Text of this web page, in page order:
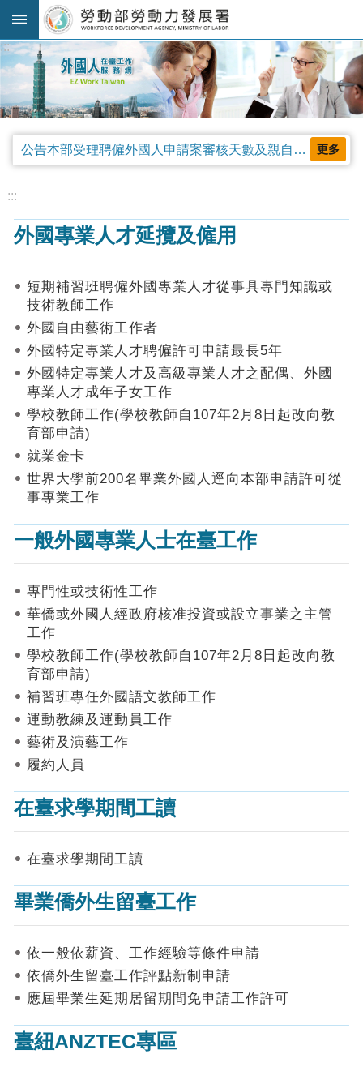
跳到主要內容區塊
進
階
搜
尋
規
公
告
及
釋
查
作
申
及
工
知
機
申
請
表
上
申
請
請
進
詢
見
答
統
:::
公告本部受理聘僱外國人申請案審核天數及親自領件相關事項，並自中華民國115年4月13日生效。 更多
:::
外國專業人才延攬及僱用
短期補習班聘僱外國專業人才從事具專門知識或
技術教師工作
外國自由藝術工作者
外國特定專業人才聘僱許可申請最長5年
外國特定專業人才及高級專業人才之配偶、外國
專業人才成年子女工作
學校教師工作(學校教師自107年2月8日起改向教
育部申請)
就業金卡
世界大學前200名畢業外國人逕向本部申請許可從
事專業工作
一般外國專業人士在臺工作
專門性或技術性工作
華僑或外國人經政府核准投資或設立事業之主管
工作
學校教師工作(學校教師自107年2月8日起改向教
育部申請)
補習班專任外國語文教師工作
運動教練及運動員工作
藝術及演藝工作
履約人員
在臺求學期間工讀
在臺求學期間工讀
畢業僑外生留臺工作
依一般依薪資、工作經驗等條件申請
依僑外生留臺工作評點新制申請
應屆畢業生延期居留期間免申請工作許可
臺紐ANZTEC專區